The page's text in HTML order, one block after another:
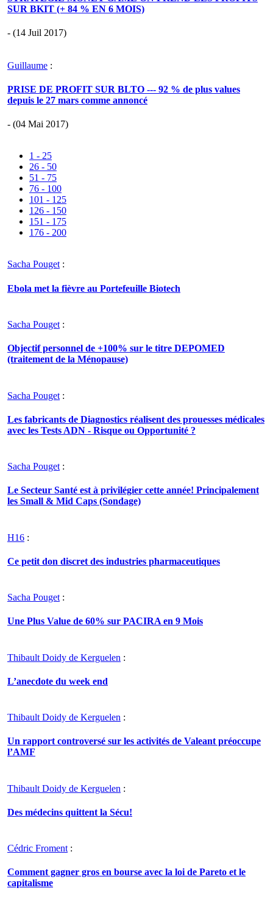
SUR BKIT (+ 84 % EN 6 MOIS)
- (14 Juil 2017)
Guillaume :
PRISE DE PROFIT SUR BLTO --- 92 % de plus values
depuis le 27 mars comme annoncé
- (04 Mai 2017)
1 - 25
26 - 50
51 - 75
76 - 100
101 - 125
126 - 150
151 - 175
176 - 200
Sacha Pouget:
Ebola met la fièvre au Portefeuille Biotech
Sacha Pouget :
Objectif personnel de +100% sur le titre DEPOMED
(traitement de la Ménopause)
Sacha Pouget :
Les fabricants de Diagnostics réalisent des prouesses médicales
avec les Tests ADN - Risque ou Opportunité ?
Sacha Pouget :
Le Secteur Santé est à privilégier cette année! Principalement
les Small & Mid Caps (Sondage)
H16 :
Ce petit don discret des industries pharmaceutiques
Sacha Pouget :
Une Plus Value de 60% sur PACIRA en 9 Mois
Thibault Doidy de Kerguelen :
L’anecdote du week end
Thibault Doidy de Kerguelen :
Un rapport controversé sur les activités de Valeant préoccupe
l’AMF
Thibault Doidy de Kerguelen :
Des médecins quittent la Sécu!
Cédric Froment :
Comment gagner gros en bourse avec la loi de Pareto et le
capitalisme